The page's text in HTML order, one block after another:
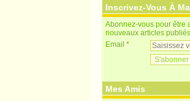
Inscrivez-Vous À
Abonnez-vous pour être
nouveaux articles
Email
Mes Amis